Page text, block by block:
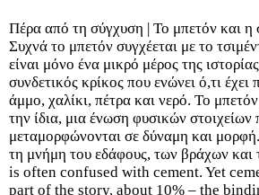
Πέρα από τη σύγχυση | Το μπετόν και η
Συχνά το μπετόν συγχέεται με το
είναι μόνο ένα μικρό μέρος της
συνδετικός κρίκος που ενώνει ό,τι
άμμο, χαλίκι, πέτρα και νερό. Το
την ίδια, μια ένωση φυσικών στοιχείων
μεταμορφώνονται σε δύναμη και
τη μνήμη του εδάφους, των βράχων
is often confused with cement. Yet
part of the story, about 10% – the